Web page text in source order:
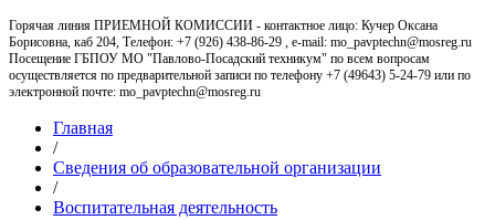
Горячая линия ПРИЕМНОЙ КОМИССИИ - контактное лицо: Кучер Оксана
Борисовна, каб 204, Телефон: +7 (926) 438-86-29 , e-mail: mo_pavptechn@mosreg.ru
Посещение ГБПОУ МО "Павлово-Посадский техникум" по всем вопросам
осуществляется по предварительной записи по телефону +7 (49643) 5-24-79 или по
электронной почте: mo_pavptechn@mosreg.ru
Главная
/
Сведения об образовательной организации
/
Воспитательная деятельность